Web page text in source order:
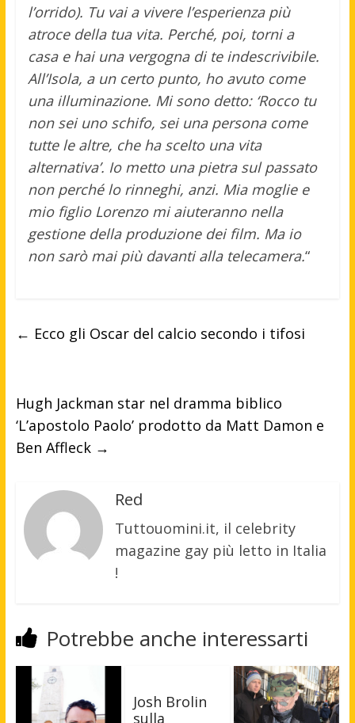
l’orrido). Tu vai a vivere l’esperienza più
atroce della tua vita. Perché, poi, torni a
casa e hai una vergogna di te indescrivibile.
All’Isola, a un certo punto, ho avuto come
una illuminazione. Mi sono detto: ‘Rocco tu
non sei uno schifo, sei una persona come
tutte le altre, che ha scelto una vita
alternativa’. Io metto una pietra sul passato
non perché lo rinneghi, anzi. Mia moglie e
mio figlio Lorenzo mi aiuteranno nella
gestione della produzione dei film. Ma io
non sarò mai più davanti alla telecamera.“
← Ecco gli Oscar del calcio secondo i tifosi
Hugh Jackman star nel dramma biblico
‘L’apostolo Paolo’ prodotto da Matt Damon e
Ben Affleck →
Red
Tuttouomini.it, il celebrity
magazine gay più letto in Italia
!
Potrebbe anche interessarti
Josh Brolin
sulla